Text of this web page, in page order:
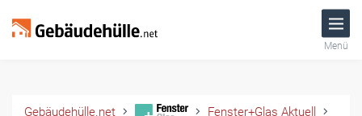
Menü
Gebäudehülle.net
Fenster+Glas Aktuell